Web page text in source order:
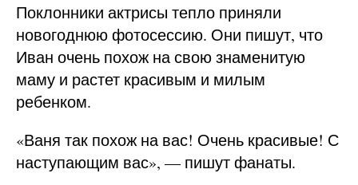
Поклонники актрисы тепло приняли
новогоднюю фотосессию. Они пишут, что
Иван очень похож на свою знаменитую
маму и растет красивым и милым
ребенком.
«Ваня так похож на вас! Очень красивые! С
наступающим вас», — пишут фанаты.